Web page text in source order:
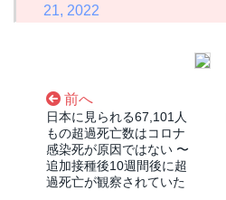
21, 2022
前へ
日本に見られる67,101人
もの超過死亡数はコロナ
感染死が原因ではない 〜
追加接種後10週間後に超
過死亡が観察されていた